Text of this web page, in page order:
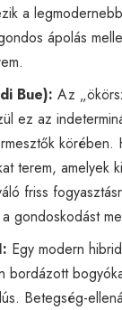
a
ápolás
Bue): Az
ez az
körében.
terem, amelyek
friss
gondoskodást
Egy modern
bordázott
Betegség-